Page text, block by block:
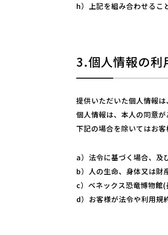
h）上記を組み合わせるこ
3.個人情報の利
提供いただいた個人情報は
個人情報は、本人の同意
下記の場合を除いてはお
a）法令に基づく場合、及
b）人の生命、身体又は財
c）ベネックス恐竜博物館
d）お客様が法令や利用規